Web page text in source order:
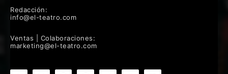
Redacción:
info@el-teatro.com
Ventas | Colaboraciones:
marketing@el-teatro.com